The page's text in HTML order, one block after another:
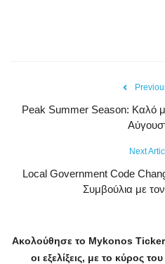
Peak Summer Season: Kαλό
Next
Local Government Code
Συμβούλια με
Ακολούθησε το Mykonos Ticker
οι εξελίξεις, με το κύρος του